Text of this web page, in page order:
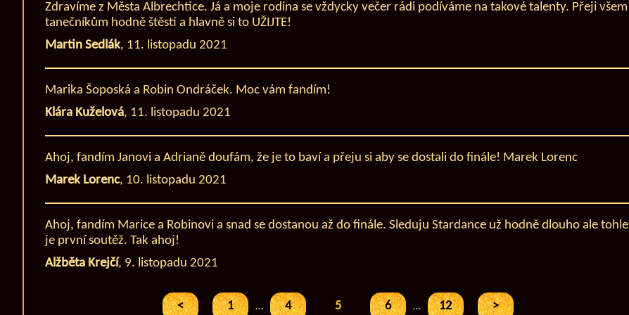
Zdravíme z Města Albrechtice. Já a moje rodina se vždycky večer rádi podíváme na takové talenty. Přeji všem
tanečníkům hodně štěstí a hlavně si to UŽIJTE!
Martin Sedlák, 11. listopadu 2021
Marika Šoposká a Robin Ondráček. Moc vám fandím!
Klára Kuželová, 11. listopadu 2021
Ahoj, fandím Janovi a Adrianě doufám, že je to baví a přeju si aby se dostali do finále! Marek Lorenc
Marek Lorenc, 10. listopadu 2021
Ahoj, fandím Marice a Robinovi a snad se dostanou až do finále. Sleduju Stardance už hodně dlouho ale tohle
je první soutěž. Tak ahoj!
Alžběta Krejčí, 9. listopadu 2021
< 1 … 4 5 6 … 12 >